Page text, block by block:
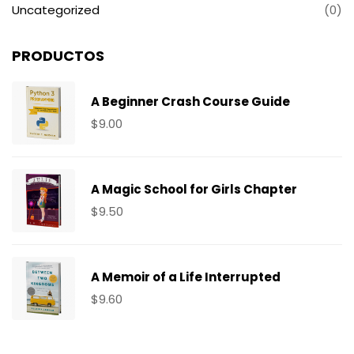
Uncategorized
(0)
PRODUCTOS
A Beginner Crash Course Guide
$9.00
A Magic School for Girls Chapter
$9.50
A Memoir of a Life Interrupted
$9.60